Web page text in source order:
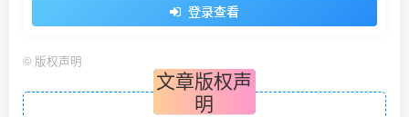
登录查看
© 版权声明
文章版权声
明